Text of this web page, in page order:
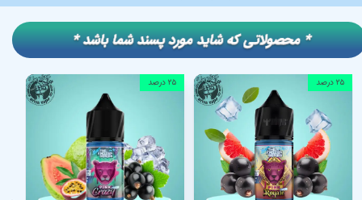
۲۵ درصد ۲۵ درصد
​​* محصولاتی که شاید مورد پسند شما باشد *